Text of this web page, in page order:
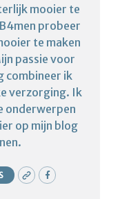
mooier te
probeer
te maken
passie voor
combineer ik
verzorging. Ik
onderwerpen
op mijn blog